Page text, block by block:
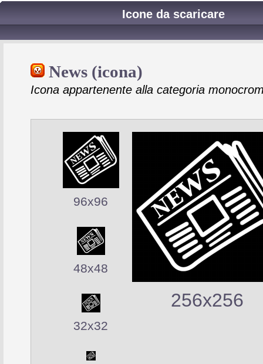
Icone da scaricare
News (icona)
Icona appartenente alla categoria
96x96
48x48
32x32
256x256